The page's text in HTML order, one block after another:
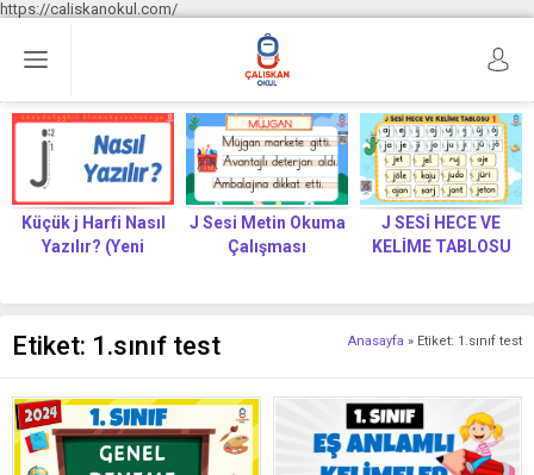
https://caliskanokul.com/
Küçük j Harfi Nasıl
Yazılır? (Yeni
J Sesi Metin Okuma
Çalışması
J SESİ HECE VE
KELİME TABLOSU
Anasayfa » Etiket: 1.sınıf test
Etiket: 1.sınıf test